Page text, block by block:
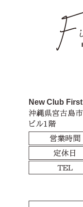
New Club
沖縄県宮古島
ビル1階
営業時間
定休日
TEL